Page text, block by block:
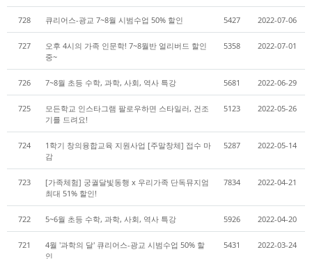
728 큐리어스-광교 7~8월 시범수업 50% 할인 5427 2022-07-06
727
오후 4시의 가족 인문학! 7~8월반 얼리버드 할인
중~
5358 2022-07-01
726 7~8월 초등 수학, 과학, 사회, 역사 특강 5681 2022-06-29
725
모든학교 인스타그램 팔로우하면 스타일러, 건조
기를 드려요!
5123 2022-05-26
724
1학기 창의융합교육 지원사업 [주말창체] 접수 마
감
5287 2022-05-14
723
[가족체험] 궁궐달빛동행 x 우리가족 단독뮤지엄
최대 51% 할인!
7834 2022-04-21
722 5~6월 초등 수학, 과학, 사회, 역사 특강 5926 2022-04-20
721
4월 '과학의 달' 큐리어스-광교 시범수업 50% 할
인
5431 2022-03-24